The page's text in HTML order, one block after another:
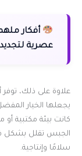
أفكار
عصرية
علاوة على ذلك،
يجعلها الخيار
كانت بيئة مكتبية
الجبس تقلل بشكل
سلامًا وإنتاجية.